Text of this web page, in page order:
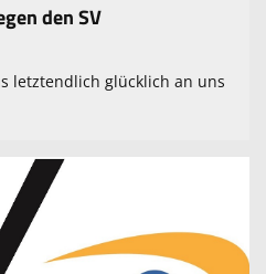
den SV
letztendlich glücklich an uns